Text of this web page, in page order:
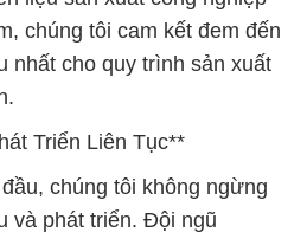
chúng tôi cam kết đem đến
nhất cho quy trình sản xuất
Triển Liên Tục**
chúng tôi không ngừng
và phát triển. Đội ngũ